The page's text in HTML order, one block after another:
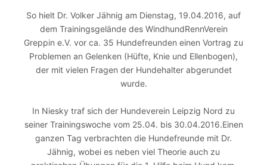
So hielt Dr. Volker Jähnig am Dienstag, 19.04.2016, auf
dem Trainingsgelände des WindhundRennVerein
Greppin e.V. vor ca. 35 Hundefreunden einen Vortrag zu
Problemen an Gelenken (Hüfte, Knie und Ellenbogen),
der mit vielen Fragen der Hundehalter abgerundet
wurde.
In Niesky traf sich der Hundeverein Leipzig Nord zu
seiner Trainingswoche vom 25.04. bis 30.04.2016.Einen
ganzen Tag verbrachten die Hundefreunde mit Dr.
Jähnig, wobei es neben viel Theorie auch zu